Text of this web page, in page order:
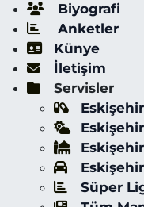
Biyografi
Anketler
Künye
İletişim
Servisler
Süper